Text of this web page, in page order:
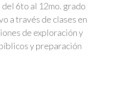
6to al 12mo. grado
a través de clases en
de exploración y
y preparación